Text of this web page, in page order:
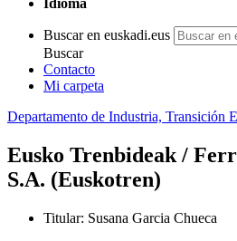
Idioma
Buscar en euskadi.eus
Buscar
Contacto
Mi carpeta
Departamento de Industria, Transición
Eusko Trenbideak /
S.A. (Euskotren)
Titular: Susana Garcia Chueca